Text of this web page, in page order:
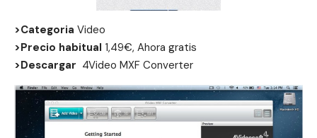
>Categoria Video
>Precio habitual 1,49€, Ahora gratis
>Descargar 4Video MXF Converter